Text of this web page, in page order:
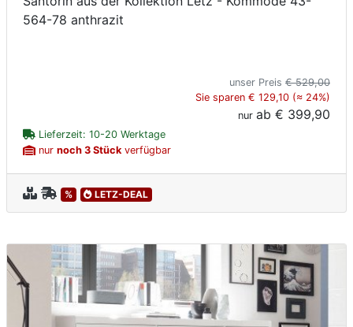
564-78 anthrazit
unser Preis € 529,00
Sie sparen € 129,10 (≈ 24%)
nur ab € 399,90
Lieferzeit: 10-20 Werktage
nur noch 3 Stückverfügbar
% LETZ-DEAL